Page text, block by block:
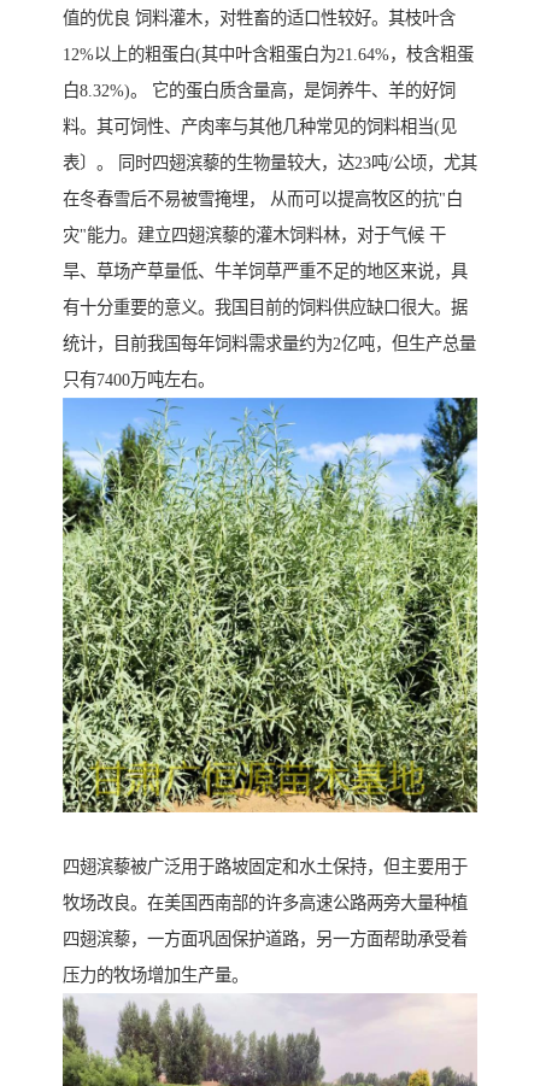
值的优良 饲料灌木，对牲畜的适口性较好。其枝叶含
12%以上的粗蛋白(其中叶含粗蛋白为21.64%，枝含粗蛋
白8.32%)。 它的蛋白质含量高，是饲养牛、羊的好饲
料。其可饲性、产肉率与其他几种常见的饲料相当(见
表〕。 同时四翅滨藜的生物量较大，达23吨/公顷，尤其
在冬春雪后不易被雪掩埋， 从而可以提高牧区的抗"白
灾"能力。建立四翅滨藜的灌木饲料林，对于气候 干
旱、草场产草量低、牛羊饲草严重不足的地区来说，具
有十分重要的意义。我国目前的饲料供应缺口很大。据
统计，目前我国每年饲料需求量约为2亿吨，但生产总量
只有7400万吨左右。
四翅滨藜被广泛用于路坡固定和水土保持，但主要用于
牧场改良。在美国西南部的许多高速公路两旁大量种植
四翅滨藜，一方面巩固保护道路，另一方面帮助承受着
压力的牧场增加生产量。